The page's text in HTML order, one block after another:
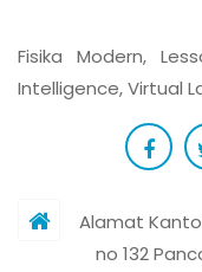
Fisika Modern,
Intelligence, Virtual
Alamat
no 132